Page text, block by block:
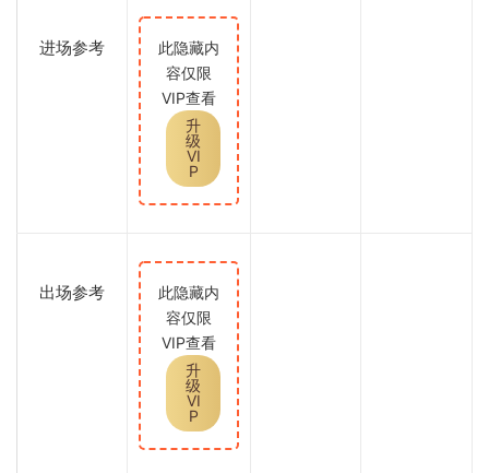
进场参考
此隐藏内
容仅限
VIP查看
升
级
VI
P
出场参考
此隐藏内
容仅限
VIP查看
升
级
VI
P